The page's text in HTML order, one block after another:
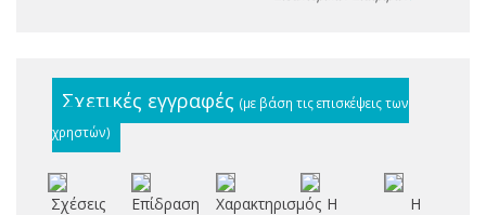
Σχετικές εγγραφές (με βάση τις επισκέψεις των
χρηστών)
Σχέσεις
Επίδραση
Χαρακτηρισμός Η
Η